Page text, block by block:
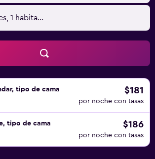
1 habitación
tipo de cama
$181
por noche con tasas
tipo de cama
$186
por noche con tasas